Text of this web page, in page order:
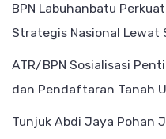
BPN Labuhanbatu
Strategis Nasional Lewat
ATR/BPN Sosialisasi
dan Pendaftaran Tanah
Tunjuk Abdi Jaya Pohan